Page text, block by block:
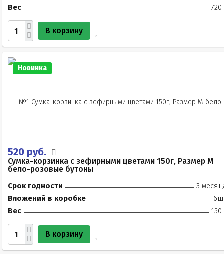
Вес
720
В корзину
Новинка
520 руб.
Сумка-корзинка с зефирными цветами 150г, Размер М
бело-розовые бутоны
Срок годности
3
Вложений в коробке
Вес
150
В корзину